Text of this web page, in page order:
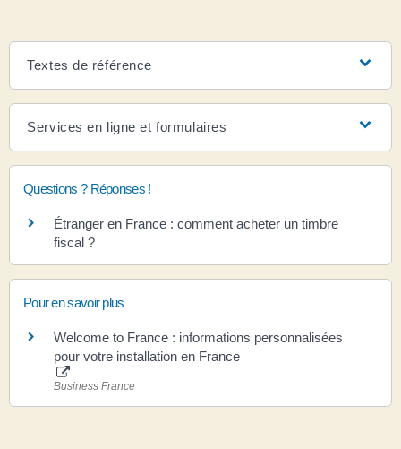
Textes de référence
Services en ligne et formulaires
Questions ? Réponses !
Étranger en France : comment acheter un timbre
fiscal ?
Pour en savoir plus
Welcome to France : informations personnalisées
pour votre installation en France
Business France